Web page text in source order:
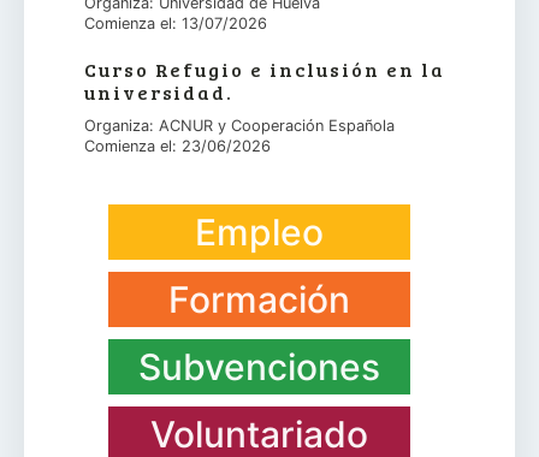
Comienza el: 13/07/2026
Curso Refugio e inclusión en la
universidad.
Organiza: ACNUR y Cooperación Española
Comienza el: 23/06/2026
Empleo
Formación
Subvenciones
Voluntariado